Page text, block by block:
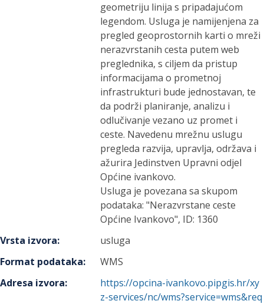
geometriju linija s pripadajućom
legendom. Usluga je namijenjena za
pregled geoprostornih karti o mreži
nerazvrstanih cesta putem web
preglednika, s ciljem da pristup
informacijama o prometnoj
infrastrukturi bude jednostavan, te
da podrži planiranje, analizu i
odlučivanje vezano uz promet i
ceste. Navedenu mrežnu uslugu
pregleda razvija, upravlja, održava i
ažurira Jedinstven Upravni odjel
Općine ivankovo.
Usluga je povezana sa skupom
podataka: "Nerazvrstane ceste
Općine Ivankovo", ID: 1360
Vrsta izvora:
usluga
Format podataka:
WMS
Adresa izvora:
https://opcina-ivankovo.pipgis.hr/xy
z-services/nc/wms?service=wms&req